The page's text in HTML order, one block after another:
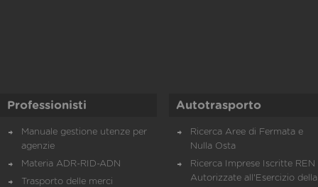
Professionisti
Manuale gestione utenze per
agenzie
Materia ADR-RID-ADN
Trasporto delle merci
Autotrasporto
Ricerca Aree di Fermata e
Nulla Osta
Ricerca Imprese Iscritte REN
Autorizzate all'Esercizio della